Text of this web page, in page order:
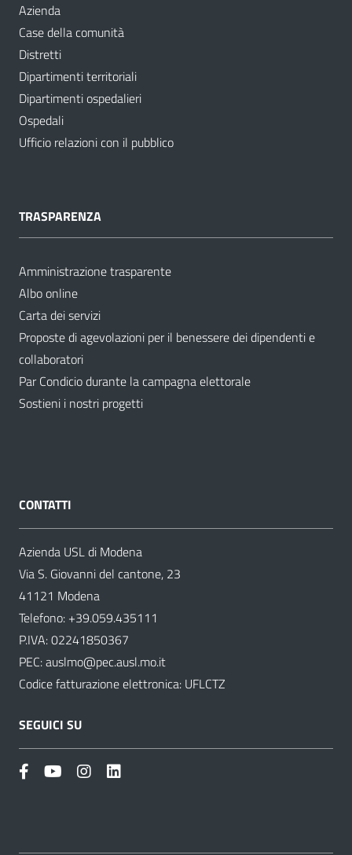
Azienda
Case della comunità
Distretti
Dipartimenti territoriali
Dipartimenti ospedalieri
Ospedali
Ufficio relazioni con il pubblico
TRASPARENZA
Amministrazione trasparente
Albo online
Carta dei servizi
Proposte di agevolazioni per il benessere dei dipendenti e
collaboratori
Par Condicio durante la campagna elettorale
Sostieni i nostri progetti
CONTATTI
Azienda USL di Modena
Via S. Giovanni del cantone, 23
41121 Modena
Telefono: +39.059.435111
P.IVA: 02241850367
PEC:auslmo@pec.ausl.mo.it
Codice fatturazione elettronica: UFLCTZ
SEGUICI SU